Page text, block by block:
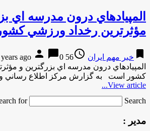
المپيادهاي درون مدرسه اي
مؤثرترين رخداد ورزشي
bookmark خبر مهم ایران access_time
56 years ago
person chat_bubble0
المپيادهاي درون مدرسه اي بزرگترين و
كشور است به گزارش مركز اطلاع رساني
View article...
for
Search …
مدیر :